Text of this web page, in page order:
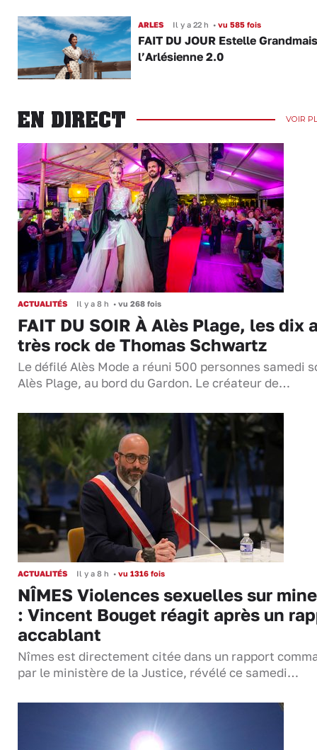
ARLES Il y a 22 h •vu 585 fois
FAIT DU JOUR Estelle
l’Arlésienne 2.0
EN DIRECT VOIR
ACTUALITÉS Il y a 8 h • vu 268 fois
FAIT DU SOIR À Alès Plage, les dix
très rock de Thomas Schwartz
Le défilé Alès Mode a réuni 500 personnes samedi
Alès Plage, au bord du Gardon. Le créateur de…
ACTUALITÉS Il y a 8 h • vu 1316 fois
NÎMES Violences sexuelles sur
: Vincent Bouget réagit après un
accablant
Nîmes est directement citée dans un rapport
par le ministère de la Justice, révélé ce samedi…